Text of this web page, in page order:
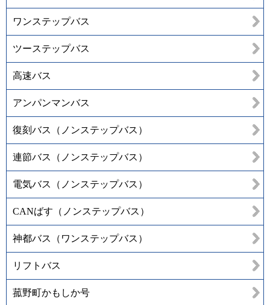
ワンステップバス
ツーステップバス
高速バス
アンパンマンバス
復刻バス（ノンステップバス）
連節バス（ノンステップバス）
電気バス（ノンステップバス）
CANばす（ノンステップバス）
神都バス（ワンステップバス）
リフトバス
菰野町かもしか号